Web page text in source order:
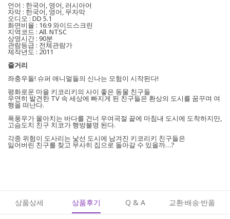
언어 : 한국어, 영어, 러시아어
자막 : 한국어, 영어, 무자막
오디오 : DD 5.1
화면비율 : 16:9 와이드스크린
지역코드 : All. NTSC
상영시간 : 90분
관람등급 : 전체관람가
제작년도 : 2011
줄거리
좌충우돌! 슈퍼 애니멀들의 신나는 모험이 시작된다!
평화로운 마을 키코리키의 사이 좋은 동물 친구들
우연히 발견한 TV 속 세상에 빠지게 된 친구들은 환상의 도시를 꿈꾸며 여
행을 떠난다.
폭풍우가 몰아치는 바다를 건너 우여곡절 끝에 마침내 도시에 도착하지만,
고슴도치 친구 치코가 행방불명 된다.
각종 위험이 도사리는 낯선 도시에 남겨진 키코리키 친구들은
잃어버린 친구를 찾고 무사히 집으로 돌아갈 수 있을까…?
상품상세 상품후기 Q & A 교환·배송·반품